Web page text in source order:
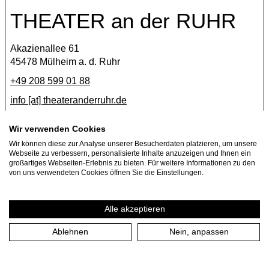
THEATER an der RUHR
Akazienallee 61
45478 Mülheim a. d. Ruhr
+49 208 599 01 88
info [​at​] theateranderruhr.de
Facebook
Instagram
Newsletter
Datenschutzerklärung Cookie-Einstellungen
Wir verwenden Cookies
Wir können diese zur Analyse unserer Besucherdaten platzieren, um unsere
Webseite zu verbessern, personalisierte Inhalte anzuzeigen und Ihnen ein
großartiges Webseiten-Erlebnis zu bieten. Für weitere Informationen zu den
von uns verwendeten Cookies öffnen Sie die Einstellungen.
Alle akzeptieren
Ablehnen Nein, anpassen